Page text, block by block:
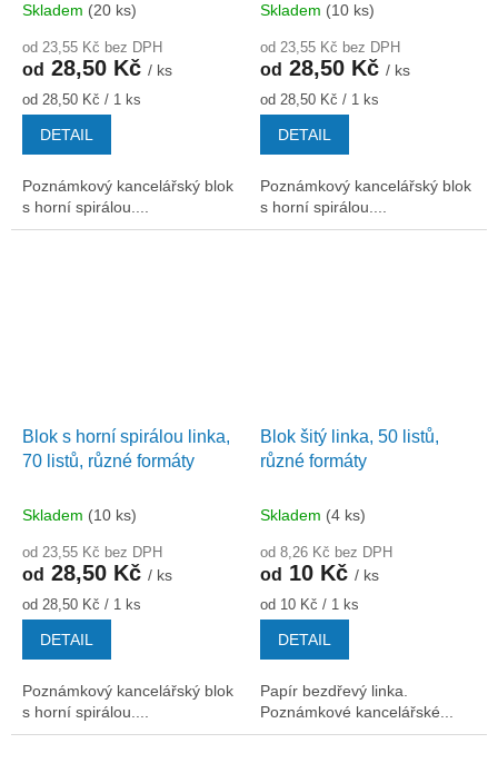
Skladem (20 ks)
od 23,55 Kč bez DPH
od 28,50 Kč / ks
Měrná
cena:
od 28,50 Kč / 1 ks
DETAIL
Poznámkový kancelářský blok
s horní spirálou....
Skladem (10 ks)
od 23,55 Kč bez DPH
od 28,50 Kč / ks
Měrná
cena:
od 28,50 Kč / 1 ks
DETAIL
Poznámkový kancelářský blok
s horní spirálou....
Blok s horní spirálou linka,
70 listů, různé formáty
Skladem (10 ks)
od 23,55 Kč bez DPH
od 28,50 Kč / ks
Měrná
cena:
od 28,50 Kč / 1 ks
DETAIL
Poznámkový kancelářský blok
s horní spirálou....
Blok šitý linka, 50 listů,
různé formáty
Skladem (4 ks)
od 8,26 Kč bez DPH
od 10 Kč / ks
Měrná
cena:
od 10 Kč / 1 ks
DETAIL
Papír bezdřevý linka.
Poznámkové kancelářské...